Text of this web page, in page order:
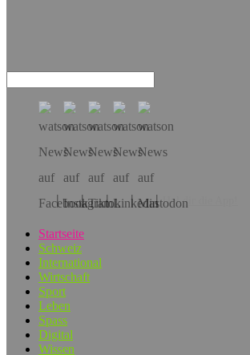
Hol dir die App!
Startseite
Schweiz
International
Wirtschaft
Sport
Leben
Spass
Digital
Wissen